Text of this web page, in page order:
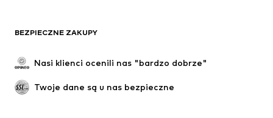
BEZPIECZNE ZAKUPY
Nasi klienci ocenili nas "bardzo dobrze"
Twoje dane są u nas bezpieczne